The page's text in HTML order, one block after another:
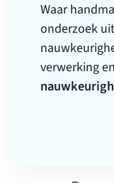
Waar
onderzoek
verwerking